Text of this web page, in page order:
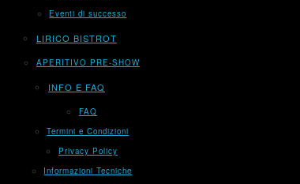
Eventi di successo
LIRICO BISTROT
APERITIVO PRE-SHOW
INFO E FAQ
FAQ
Termini e Condizioni
Privacy Policy
Informazioni Tecniche